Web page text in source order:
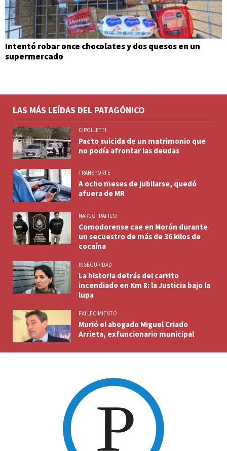
Intentó robar once chocolates y dos quesos en un
supermercado
LAS MÁS LEÍDAS DEL PATAGÓNICO
CIPOLLETTI
Pacto suicida de un matrimonio que
no podía afrontar las deudas
TRANSPORTE
A ocho meses de jubilarse, quedó
afuera de MR
NARCOTRAFICO
Comodorense cae en Morón durante
un secuestro de más de 36 kilos de
cocaína
INSEGURIDAD
La historia detrás del carrito
incendiado en Km 8: la Justicia bajo la
lupa
FALLECIMIENTO
Murió el abogado Miguel Criado
Arrieta, exfuncionario municipal